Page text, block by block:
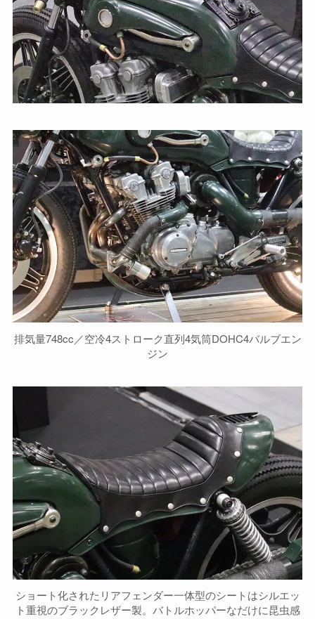
排気量748cc／空冷4ストローク直列4気筒DOHC4バルブエン
ジン
ショート化されたリアフェンダー一体型のシートはシルエッ
ト重視のブラックレザー製。バトルホッパーなだけに昆虫感